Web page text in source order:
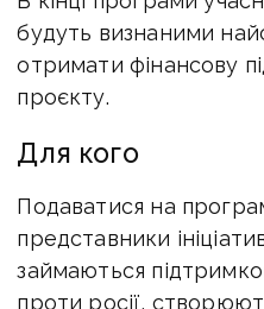
будуть визнаними
отримати фінансову
проєкту.
Для кого
Подаватися на
представники
займаються
проти росії,